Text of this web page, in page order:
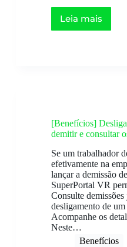
Leia mais
[Benefícios]
demitir e consultar
Se um trabalhador
efetivamente na
lançar a demissão
SuperPortal VR
Consulte
desligamento de
Acompanhe os
Neste…
Benefícios